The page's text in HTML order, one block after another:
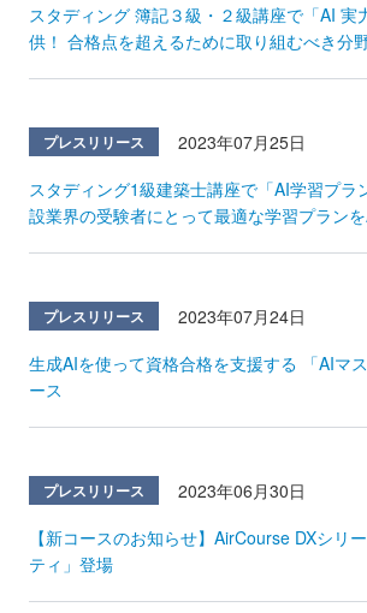
スタディング 簿記３級・２級講座で「AI 実
供！ 合格点を超えるために取り組むべき分
プレスリリース
2023年07月25日
スタディング1級建築士講座で「AI学習プラ
設業界の受験者にとって最適な学習プランを
プレスリリース
2023年07月24日
生成AIを使って資格合格を支援する 「AIマ
ース
プレスリリース
2023年06月30日
【新コースのお知らせ】AirCourse DXシリ
ティ」登場